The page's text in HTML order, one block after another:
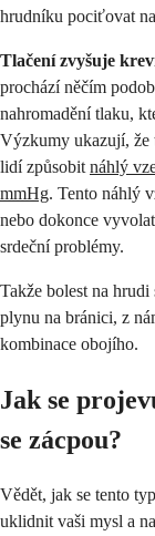
hrudníku pociťovat
Tlačení zvyšuje
prochází něčím
nahromadění tlaku,
Výzkumy ukazují, že
lidí způsobit náhlý
mmHg. Tento náhlý
nebo dokonce
srdeční problémy.
Takže bolest na
plynu na bránici, z
kombinace obojího.
Jak se
se zácpou?
Vědět, jak se tento
uklidnit vaši mysl a